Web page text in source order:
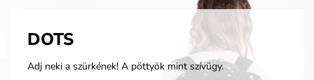
DOTS
Adj neki a szürkének! A pöttyök mint szívügy.